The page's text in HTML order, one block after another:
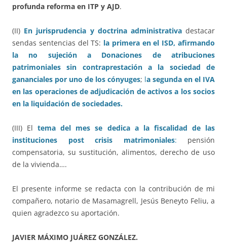
profunda reforma en ITP y AJD.
(II) En jurisprudencia y doctrina administrativadestacar
sendas sentencias del TS: la primera en el ISD, afirmando
la no sujeción a Donaciones de atribuciones
patrimoniales sin contraprestación a la sociedad de
gananciales por uno de los cónyuges; la segunda en el IVA
en las operaciones de adjudicación de activos a los socios
en la liquidación de sociedades.
(III) El tema del mes se dedica a la fiscalidad de las
instituciones post crisis matrimoniales: pensión
compensatoria, su sustitución, alimentos, derecho de uso
de la vivienda….
El presente informe se redacta con la contribución de mi
compañero, notario de Masamagrell, Jesús Beneyto Feliu, a
quien agradezco su aportación.
JAVIER MÁXIMO JUÁREZ GONZÁLEZ.